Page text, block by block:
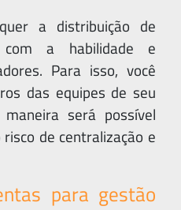
a distribuição de
a habilidade e
Para isso, você
das equipes de seu
será possível
de centralização e
para gestão